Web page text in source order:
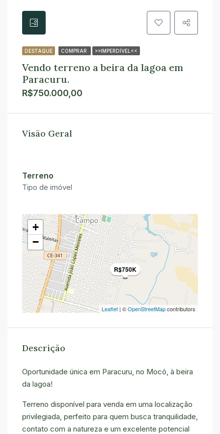
DESTAQUE COMPRAR >>IMPERDÍVEL<<
Vendo terreno a beira da lagoa em
Paracuru.
R$750.000,00
Visão Geral
Terreno
Tipo de imóvel
R$750K
+
−
Leaflet | ©OpenStreetMapcontributors
Descrição
Oportunidade única em Paracuru, no Mocó, à beira
da lagoa!
Terreno disponível para venda em uma localização
privilegiada, perfeito para quem busca tranquilidade,
contato com a natureza e um excelente potencial